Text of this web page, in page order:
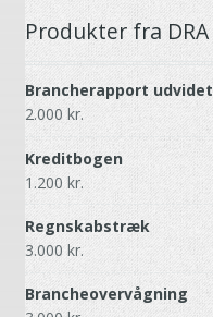
Produkter fra DRA
Brancherapport udvidet
2.000 kr.
Kreditbogen
1.200 kr.
Regnskabstræk
3.000 kr.
Brancheovervågning